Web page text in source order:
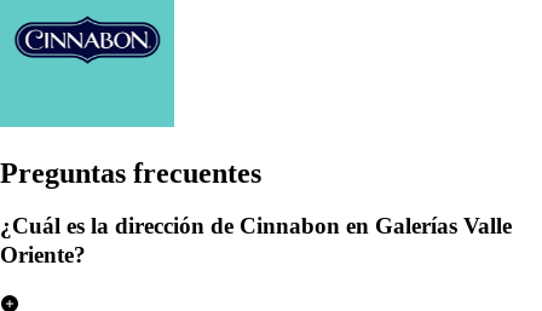
Preguntas frecuentes
¿Cuál es la dirección de Cinnabon en Galerías Valle
Oriente?